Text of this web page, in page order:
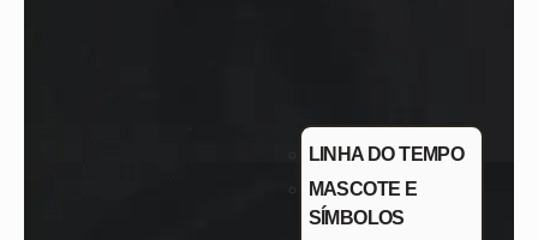
LINHA DO TEMPO
MASCOTE E
SÍMBOLOS